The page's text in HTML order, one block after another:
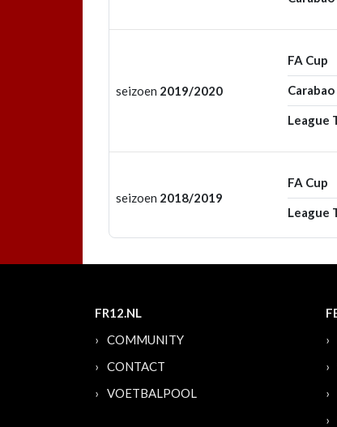
seizoen 2019/2020
FA Cup
Carabao
League
seizoen 2018/2019
FA Cup
League
FR12.NL
COMMUNITY
CONTACT
VOETBALPOOL